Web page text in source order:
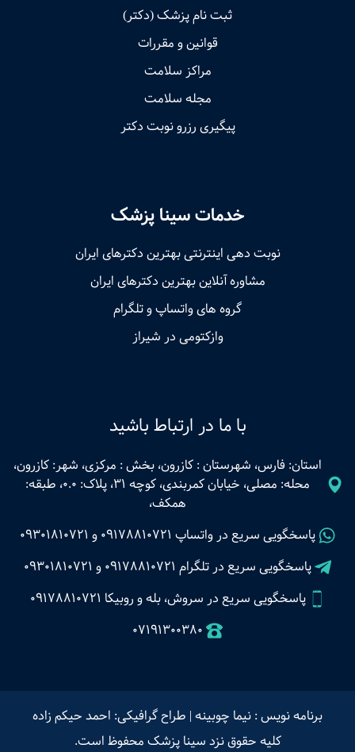
ثبت نام پزشک (دکتر)
قوانین و مقررات
مراکز سلامت
مجله سلامت
پیگیری رزرو نوبت دکتر
خدمات سینا پزشک
نوبت‌ دهی اینترنتی بهترین دکترهای ایران
مشاوره آنلاین بهترین دکترهای ایران
گروه های واتساپ و تلگرام
وازکتومی در شیراز
با ما در ارتباط باشید
استان: فارس، شهرستان : کازرون، بخش : مرکزی، شهر: کازرون،
محله: مصلی، خیابان کمربندی، کوچه 31، پلاک: 0.0، طبقه:
همکف،
پاسخگویی سریع در واتساپ 09178810721 و 09301810721
پاسخگویی سریع در تلگرام 09178810721 و 09301810721
پاسخگویی سریع در سروش، بله و روبیکا 09178810721
07191300380
برنامه نویس : نیما چوبینه | طراح گرافیکی: احمد حیکم زاده
کلیه حقوق نزد سینا پزشک محفوظ است.